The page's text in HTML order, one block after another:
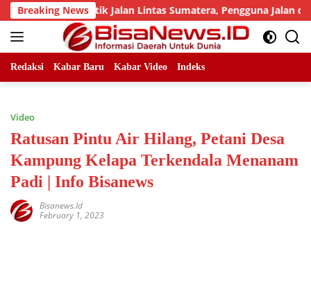
Skip
to
content
Breaking News
Titik Jalan Lintas Sumatera, Pengguna Jalan diimbau
Redaksi Kabar Baru Kabar Video Indeks
Video
Ratusan Pintu Air Hilang, Petani Desa
Kampung Kelapa Terkendala Menanam
Padi | Info Bisanews
Bisanews.id
February 1, 2023